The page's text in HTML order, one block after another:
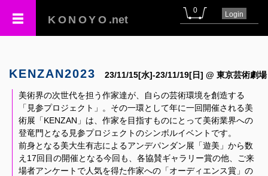
KONOYO .net
0 Login
KENZAN2023 23/11/15[水]-23/11/19[日] @ 東京芸術劇場
美術界の次世代を担う作家達が、自らの芸術環境を創造する
「見参プロジェクト」。その一環として年に一回開催される美
術展「KENZAN」は、作家を目指すものにとって美術業界への
登竜門となる見参プロジェクトのシンボルイベントです。
前身となる美大生有志によるアンデパンダン展「遊美」から数
え17回目の開催となる今回も、各協賛ギャラリー賞の他、ご来
場者アンケートで人気を得た作家への「オーディエンス賞」の